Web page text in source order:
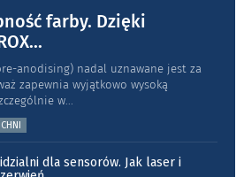
farby. Dzięki
...
anodising) nadal uznawane jest za
zapewnia wyjątkowo wysoką
w
dla sensorów. Jak laser i